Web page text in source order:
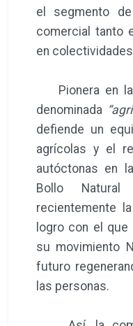
el segmento
comercial tanto
en
Pionera en la
denominada
defiende un
agrícolas y el
autóctonas en
Bollo
recientemente
logro con el
su movimiento
futuro
las personas.